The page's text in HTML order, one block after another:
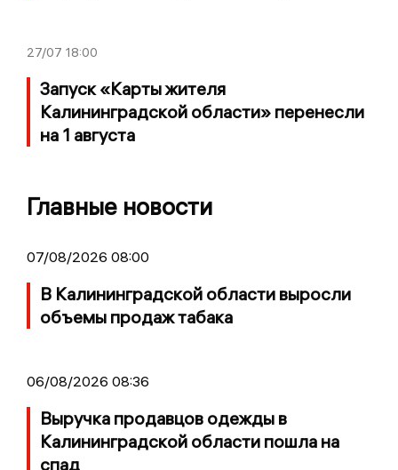
27/07 18:00
Запуск «Карты жителя
Калининградской области» перенесли
на 1 августа
Главные новости
07/08/2026 08:00
В Калининградской области выросли
объемы продаж табака
06/08/2026 08:36
Выручка продавцов одежды в
Калининградской области пошла на
спад